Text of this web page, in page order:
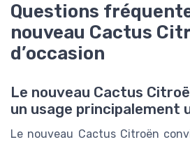
Questions
nouveau Cactus
d’occasion
Le nouveau Cactus
un usage principalement
Le nouveau Cactus Citroën